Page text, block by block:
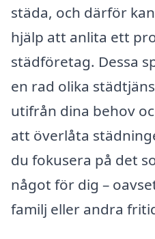
städa, och därför
hjälp att anlita ett
städföretag. Dessa
en rad olika
utifrån dina behov
att överlåta
du fokusera på det
något för dig –
familj eller andra